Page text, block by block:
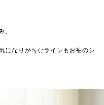
、
になりがちなラインもお袖のシ